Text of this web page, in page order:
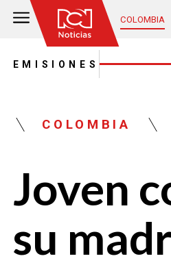
COLOMBIA
EMISIONES
COLOMBIA
Joven
su